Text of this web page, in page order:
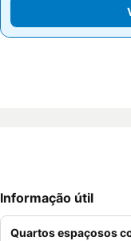
Informação útil
Quartos espaçosos